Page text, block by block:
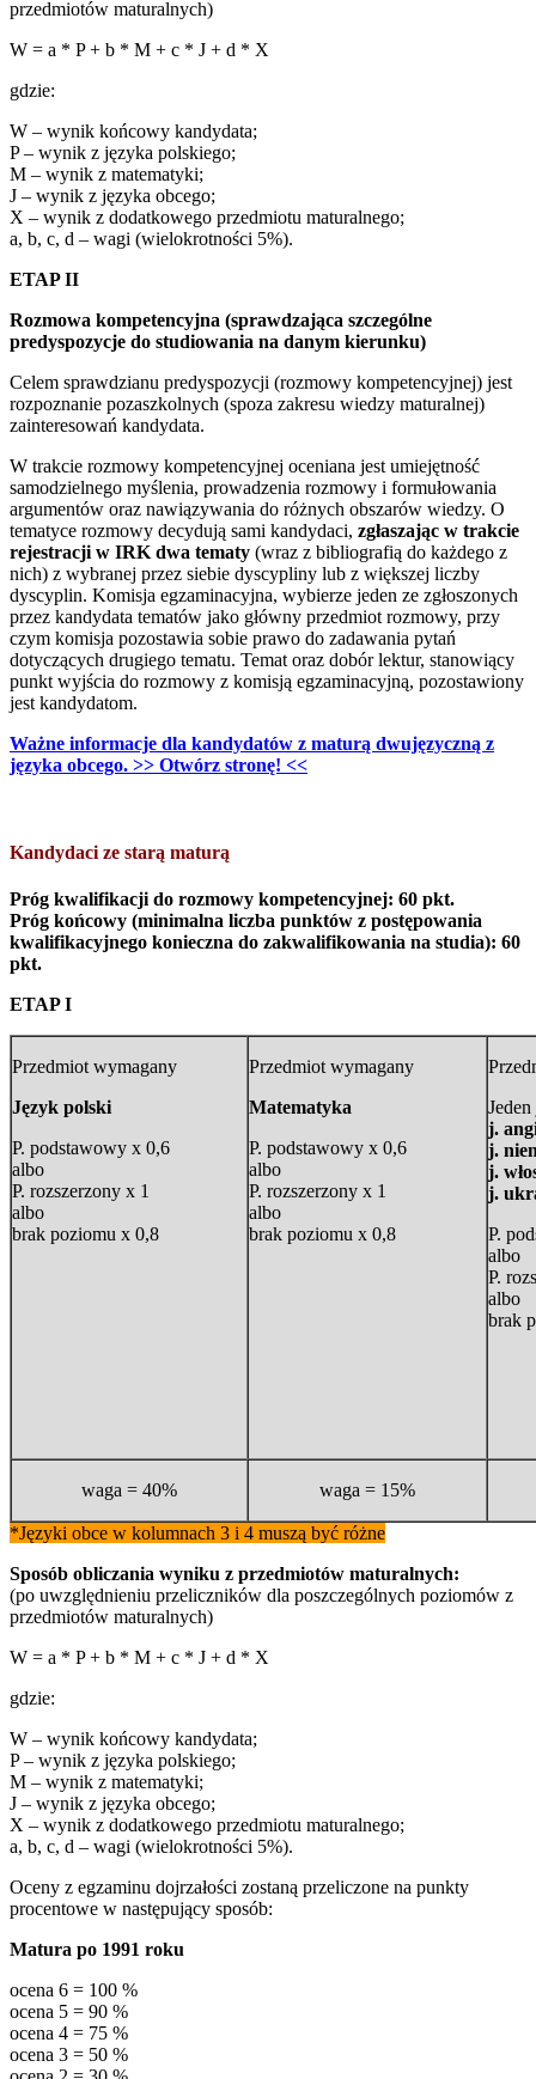
przedmiotów maturalnych)
W = a * P + b * M + c * J + d * X
gdzie:
W – wynik końcowy kandydata;
P – wynik z języka polskiego;
M – wynik z matematyki;
J – wynik z języka obcego;
X – wynik z dodatkowego przedmiotu maturalnego;
a, b, c, d – wagi (wielokrotności 5%).
ETAP II
Rozmowa kompetencyjna (sprawdzająca szczególne
predyspozycje do studiowania na danym kierunku)
Celem sprawdzianu predyspozycji (rozmowy kompetencyjnej) jest
rozpoznanie pozaszkolnych (spoza zakresu wiedzy maturalnej)
zainteresowań kandydata.
W trakcie rozmowy kompetencyjnej oceniana jest umiejętność
samodzielnego myślenia, prowadzenia rozmowy i formułowania
argumentów oraz nawiązywania do różnych obszarów wiedzy. O
tematyce rozmowy decydują sami kandydaci, zgłaszając w trakcie
rejestracji w IRK dwa tematy (wraz z bibliografią do każdego z
nich) z wybranej przez siebie dyscypliny lub z większej liczby
dyscyplin. Komisja egzaminacyjna, wybierze jeden ze zgłoszonych
przez kandydata tematów jako główny przedmiot rozmowy, przy
czym komisja pozostawia sobie prawo do zadawania pytań
dotyczących drugiego tematu. Temat oraz dobór lektur, stanowiący
punkt wyjścia do rozmowy z komisją egzaminacyjną, pozostawiony
jest kandydatom.
Ważne informacje dla kandydatów z maturą dwujęzyczną z
języka obcego. >> Otwórz stronę! <<
Kandydaci ze starą maturą
Próg kwalifikacji do rozmowy kompetencyjnej: 60 pkt.
Próg końcowy (minimalna liczba punktów z postępowania
kwalifikacyjnego konieczna do zakwalifikowania na studia): 60
pkt.
ETAP I
Przedmiot wymagany
Język polski
P. podstawowy x 0,6
albo
P. rozszerzony x 1
albo
brak poziomu x 0,8
Przedmiot wymagany
Matematyka
P. podstawowy x 0,6
albo
P. rozszerzony x 1
albo
brak poziomu x 0,8
j.
j.
j.
j.
P.
albo
P.
albo
brak
waga = 40% waga = 15%
*Języki obce w kolumnach 3 i 4 muszą być różne
Sposób obliczania wyniku z przedmiotów maturalnych:
(po uwzględnieniu przeliczników dla poszczególnych poziomów z
przedmiotów maturalnych)
W = a * P + b * M + c * J + d * X
gdzie:
W – wynik końcowy kandydata;
P – wynik z języka polskiego;
M – wynik z matematyki;
J – wynik z języka obcego;
X – wynik z dodatkowego przedmiotu maturalnego;
a, b, c, d – wagi (wielokrotności 5%).
Oceny z egzaminu dojrzałości zostaną przeliczone na punkty
procentowe w następujący sposób:
Matura po 1991 roku
ocena 6 = 100 %
ocena 5 = 90 %
ocena 4 = 75 %
ocena 3 = 50 %